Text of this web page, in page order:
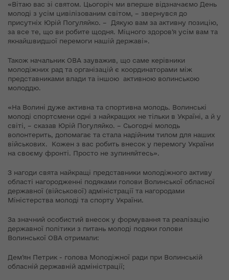
«Вітаю вас зі святом. Цьогоріч ми вперше відзначаємо День
молоді з усім цивілізованим світом, – звернувся до
присутніх Юрій Погуляйко. – Дякую вам за активну позицію,
за все те, що ви робите щодня. Міцного здоров’я усім вам та
якнайшвидшої перемоги нашій державі».
Також начальник ОВА зауважив, що саме керівники
молодіжних рад та організацій є координаторами між
представниками влади та іншою активною волинською
молоддю.
«На Волині дуже активна та спортивна молодь. Волинські
молоді спортсмени одні з найкращих не тільки в Україні, а й у
світі, – сказав Юрій Погуляйко. – Сьогодні молодь
волонтерить, допомагає та стала надійним тилом для наших
військових. Кожен з вас робить внесок у перемогу України
на своєму фронті. Просто не зупиняйтесь».
З нагоди свята найкращі представники молодіжного активу
області нагородженні подяками голови Волинської обласної
державної (військової) адміністрації та нагородами
Міністерства молоді та спорту України.
За значний особистий внесок у формування та реалізацію
державної політики з питань молоді подяки голови
Волинської ОВА отримали:
Дем’ян Петрик - голова Молодіжної ради при Волинській
обласній державній адміністрації;